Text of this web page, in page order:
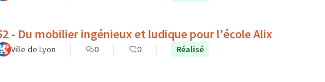
- Du mobilier ingénieux et ludique pour l'école Alix
Ville de Lyon 0 0 Réalisé